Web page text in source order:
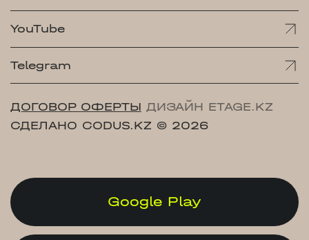
YouTube
Telegram
ДОГОВОР ОФЕРТЫ ДИЗАЙН ETAGE.KZ
СДЕЛАНО CODUS.KZ © 2026
Google Play